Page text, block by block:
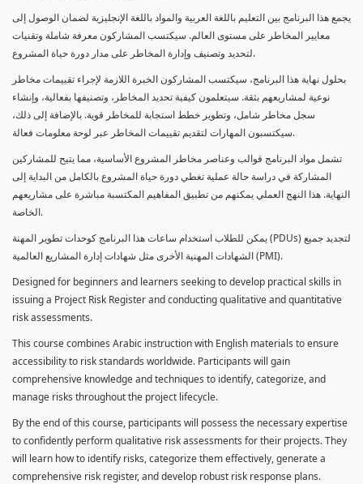
يجمع هذا البرنامج بين التعليم باللغة العربية والمواد باللغة الإنجليزية لضمان الوصول إلى
معايير المخاطر على مستوى العالم. سيكتسب المشاركون معرفة شاملة وتقنيات
لتحديد وتصنيف وإدارة المخاطر على مدار دورة حياة المشروع.
بحلول نهاية هذا البرنامج، سيكتسب المشاركون الخبرة اللازمة لإجراء تقييمات مخاطر
نوعية لمشاريعهم بثقة. سيتعلمون كيفية تحديد المخاطر، وتصنيفها بفعالية، وإنشاء
سجل مخاطر شامل، وتطوير خطط استجابة للمخاطر قوية. بالإضافة إلى ذلك،
سيكتسبون المهارات لتقديم تقييمات المخاطر عبر لوحة معلومات فعالة.
تشمل مواد البرنامج قوالب وعناصر مخاطر المشروع الأساسية، مما يتيح للمشاركين
المشاركة في دراسة حالة عملية تغطي دورة حياة المشروع بالكامل من البداية إلى
النهاية. هذا النهج العملي يمكنهم من تطبيق المفاهيم المكتسبة مباشرة على مشاريعهم
الخاصة.
يمكن للطلاب استخدام ساعات هذا البرنامج كوحدات تطوير المهنة (PDUs) لتجديد جميع
الشهادات المهنية الأخرى مثل شهادات إدارة المشاريع العالمية (PMI).
Designed for beginners and learners seeking to develop practical skills in
issuing a Project Risk Register and conducting qualitative and quantitative
risk assessments.
This course combines Arabic instruction with English materials to ensure
accessibility to risk standards worldwide. Participants will gain
comprehensive knowledge and techniques to identify, categorize, and
manage risks throughout the project lifecycle.
By the end of this course, participants will possess the necessary expertise
to confidently perform qualitative risk assessments for their projects. They
will learn how to identify risks, categorize them effectively, generate a
comprehensive risk register, and develop robust risk response plans.